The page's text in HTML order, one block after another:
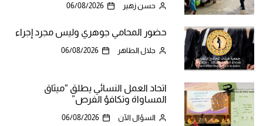
حسن زهير 06/08/2026
حضور المحامي جوهري وليس مجرد إجراء
جلال الطاهر 06/08/2026
اتحاد العمل النسائي يطلق “ميثاق
المساواة وتكافؤ الفرص”
السؤال الآن 06/08/2026